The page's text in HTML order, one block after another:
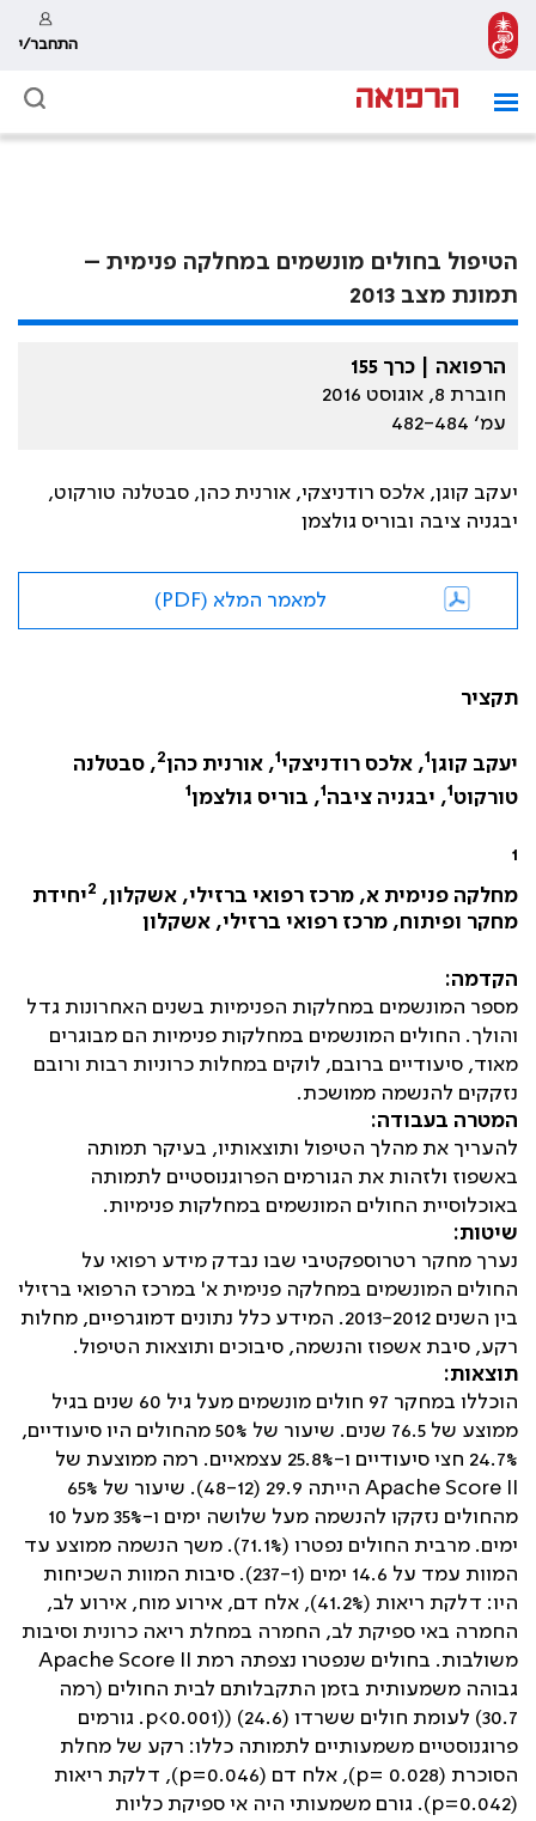
התחבר/י
הטיפול בחולים מונשמים במחלקה פנימית –
תמונת מצב 2013
הרפואה | כרך 155
חוברת 8, אוגוסט 2016
עמ׳ 482-484
יעקב קוגן, אלכס רודניצקי, אורנית כהן, סבטלנה טורקוט,
יבגניה ציבה ובוריס גולצמן
למאמר המלא (PDF)
תקציר
יעקב קוגן1, אלכס רודניצקי1, אורנית כהן2, סבטלנה
טורקוט 1, יבגניה ציבה 1, בוריס גולצמן1
1
מחלקה פנימית א, מרכז רפואי ברזילי, אשקלון, 2יחידת
מחקר ופיתוח, מרכז רפואי ברזילי, אשקלון
הקדמה:
מספר המונשמים במחלקות הפנימיות בשנים האחרונות גדל
והולך. החולים המונשמים במחלקות פנימיות הם מבוגרים
מאוד, סיעודיים ברובם, לוקים במחלות כרוניות רבות ורובם
נזקקים להנשמה ממושכת.
המטרה בעבודה:
להעריך את מהלך הטיפול ותוצאותיו, בעיקר תמותה
באשפוז ולזהות את הגורמים הפרוגנוסטיים לתמותה
באוכלוסיית החולים המונשמים במחלקות פנימיות.
שיטות:
נערך מחקר רטרוספקטיבי שבו נבדק מידע רפואי על
החולים המונשמים במחלקה פנימית א' במרכז הרפואי ברזילי
בין השנים 2013-2012. המידע כלל נתונים דמוגרפיים, מחלות
רקע, סיבת אשפוז והנשמה, סיבוכים ותוצאות הטיפול.
תוצאות:
הוכללו במחקר 97 חולים מונשמים מעל גיל 60 שנים בגיל
ממוצע של 76.5 שנים. שיעור של 50% מהחולים היו סיעודיים,
24.7% חצי סיעודיים ו-25.8% עצמאיים. רמה ממוצעת של
Apache Score II
הייתה 29.9 (48-12). שיעור של 65%
מהחולים נזקקו להנשמה מעל שלושה ימים ו-35% מעל 10
ימים. מרבית החולים נפטרו (71.1%). משך הנשמה ממוצע עד
המוות עמד על 14.6 ימים (237-1). סיבות המוות השכיחות
היו: דלקת ריאות (41.2%), אלח דם, אירוע מוח, אירוע לב,
החמרה באי ספיקת לב, החמרה במחלת ריאה כרונית וסיבות
משולבות. בחולים שנפטרו נצפתה רמת
Apache Score II
גבוהה משמעותית בזמן התקבלותם לבית החולים (רמה
30.7) לעומת חולים ששרדו (24.6) (
(p<0.001
. גורמים
פרוגנוסטיים משמעותיים לתמותה כללו: רקע של מחלת
הסוכרת (p= 0.028), אלח דם (p=0.046), דלקת ריאות
(
p=0.042). גורם משמעותי היה אי ספיקת כליות